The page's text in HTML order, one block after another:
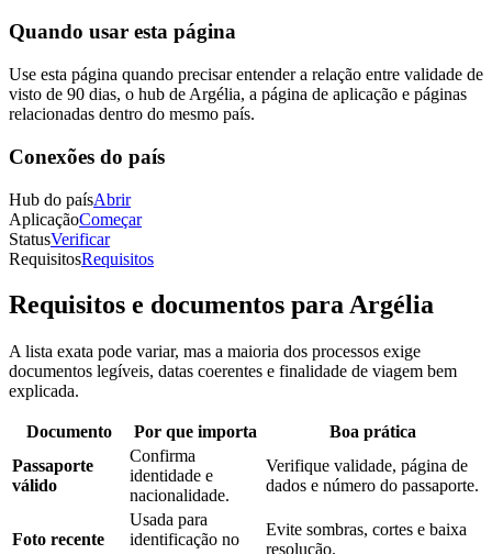
Quando usar esta página
Use esta página quando precisar entender a relação entre validade de
visto de 90 dias, o hub de Argélia, a página de aplicação e páginas
relacionadas dentro do mesmo país.
Conexões do país
Hub do paísAbrir
AplicaçãoComeçar
StatusVerificar
RequisitosRequisitos
Requisitos e documentos para Argélia
A lista exata pode variar, mas a maioria dos processos exige
documentos legíveis, datas coerentes e finalidade de viagem bem
explicada.
Documento Por que importa
Boa prática
Passaporte
válido
Confirma
identidade e
nacionalidade.
Verifique validade, página de
dados e número do passaporte.
Foto recente
Usada para
identificação no
Evite sombras, cortes e baixa
resolução.